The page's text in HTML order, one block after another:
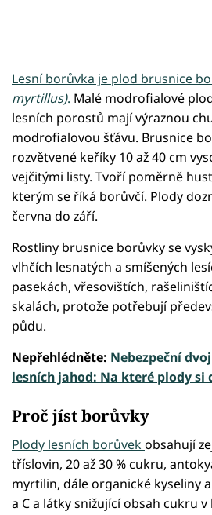
Lesní borůvka je plod brusnice
myrtillus). Malé modrofialové
lesních porostů mají výraznou
modrofialovou šťávu. Brusnice
rozvětvené keříky 10 až 40 cm
vejčitými listy. Tvoří poměrně
kterým se říká borůvčí. Plody
června do září.
Rostliny brusnice borůvky se
vlhčích lesnatých a smíšených
pasekách, vřesovištích,
skalách, protože potřebují
půdu.
Nepřehlédněte: Nebezpeční
lesních jahod: Na které plody si
Proč jíst borůvky
Plody lesních borůvek obsahují
tříslovin, 20 až 30 % cukru,
myrtilin, dále organické kyseliny
a C a látky snižující obsah cukru v